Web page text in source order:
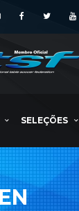
SELEÇÕES